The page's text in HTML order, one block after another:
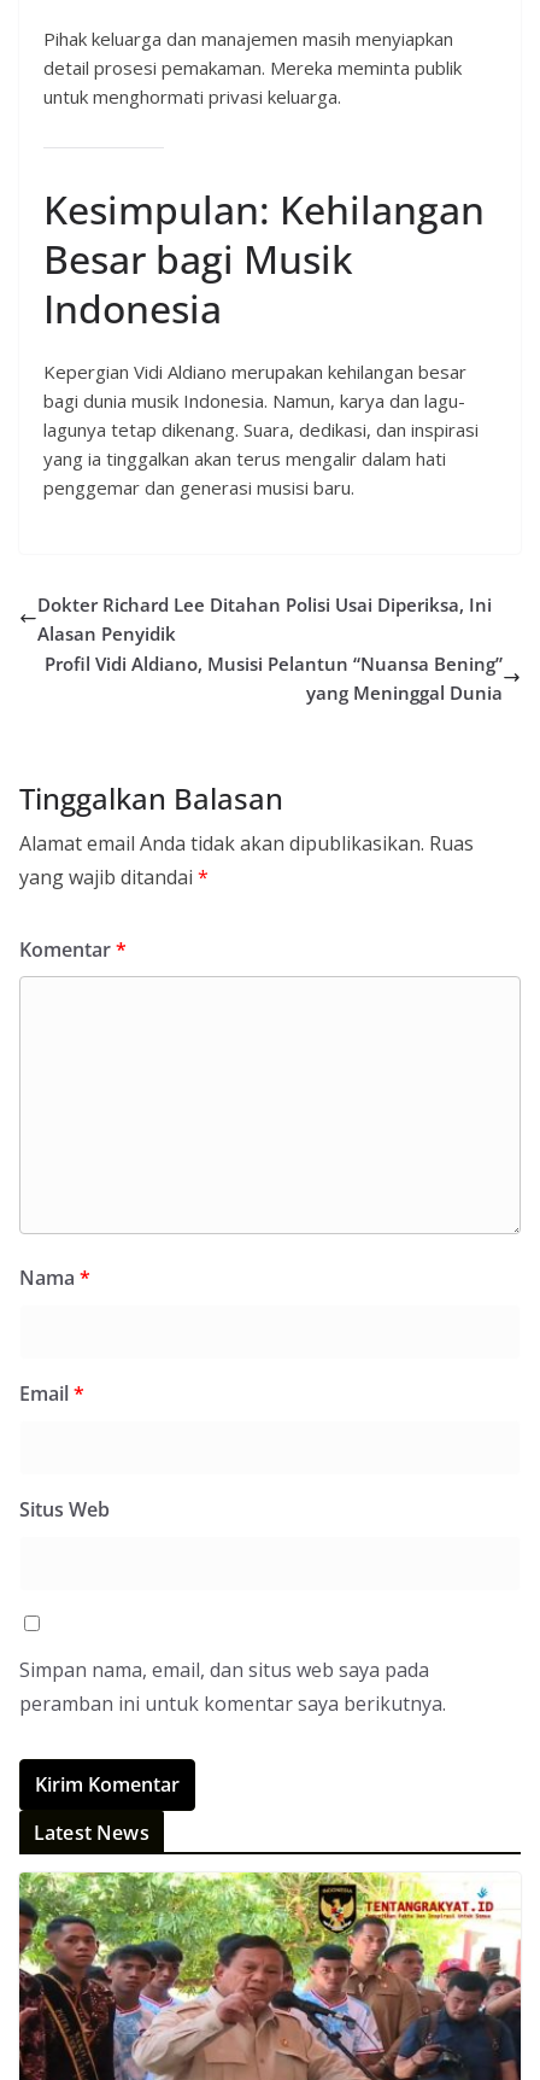
Pihak keluarga dan manajemen masih menyiapkan
detail prosesi pemakaman. Mereka meminta publik
untuk menghormati privasi keluarga.
Kesimpulan: Kehilangan
Besar bagi Musik
Indonesia
Kepergian Vidi Aldiano merupakan kehilangan besar
bagi dunia musik Indonesia. Namun, karya dan lagu-
lagunya tetap dikenang. Suara, dedikasi, dan inspirasi
yang ia tinggalkan akan terus mengalir dalam hati
penggemar dan generasi musisi baru.
Dokter Richard Lee Ditahan Polisi Usai Diperiksa, Ini
Alasan Penyidik
Profil Vidi Aldiano, Musisi Pelantun “Nuansa Bening”
yang Meninggal Dunia
Tinggalkan Balasan
Alamat email Anda tidak akan dipublikasikan. Ruas
yang wajib ditandai *
Komentar*
Nama *
Email*
Situs Web
Simpan nama, email, dan situs web saya pada
peramban ini untuk komentar saya berikutnya.
Latest News